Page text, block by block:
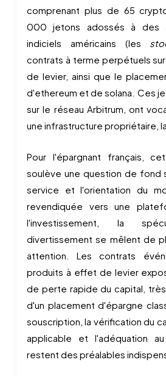
comprenant plus de 65
000 jetons adossés à des
indiciels américains (les
contrats à terme perpétuels
de levier, ainsi que le
d'ethereum et de solana. Ces
sur le réseau Arbitrum, ont
une infrastructure propriétaire,
Pour l'épargnant français,
soulève une question de fond
service et l'orientation du
revendiquée vers une
l'investissement, la
divertissement se mêlent de
attention. Les contrats
produits à effet de levier
de perte rapide du capital,
d'un placement d'épargne
souscription, la vérification du
applicable et l'adéquation
restent des préalables